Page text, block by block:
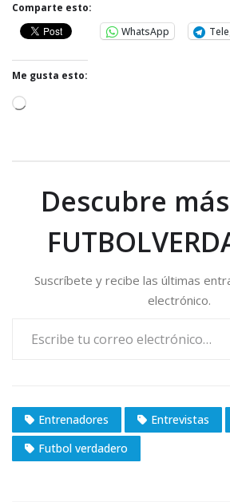
Comparte esto:
WhatsApp
Me gusta esto:
C
Descubre
Suscríbete y recibe las últimas
electrónico.
Entrenadores Entrevistas
Futbol verdadero